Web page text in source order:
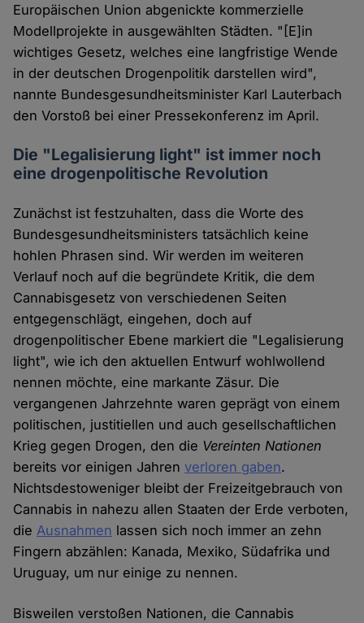
Europäischen Union abgenickte kommerzielle
Modellprojekte in ausgewählten Städten. "[E]in
wichtiges Gesetz, welches eine langfristige Wende
in der deutschen Drogenpolitik darstellen wird",
nannte Bundesgesundheitsminister Karl Lauterbach
den Vorstoß bei einer Pressekonferenz im April.
Die "Legalisierung light" ist immer noch
eine drogenpolitische Revolution
Zunächst ist festzuhalten, dass die Worte des
Bundesgesundheitsministers tatsächlich keine
hohlen Phrasen sind. Wir werden im weiteren
Verlauf noch auf die begründete Kritik, die dem
Cannabisgesetz von verschiedenen Seiten
entgegenschlägt, eingehen, doch auf
drogenpolitischer Ebene markiert die "Legalisierung
light", wie ich den aktuellen Entwurf wohlwollend
nennen möchte, eine markante Zäsur. Die
vergangenen Jahrzehnte waren geprägt von einem
politischen, justitiellen und auch gesellschaftlichen
Krieg gegen Drogen, den die Vereinten Nationen
bereits vor einigen Jahrenverloren gaben.
Nichtsdestoweniger bleibt der Freizeitgebrauch von
Cannabis in nahezu allen Staaten der Erde verboten,
dieAusnahmen lassen sich noch immer an zehn
Fingern abzählen: Kanada, Mexiko, Südafrika und
Uruguay, um nur einige zu nennen.
Bisweilen verstoßen Nationen, die Cannabis